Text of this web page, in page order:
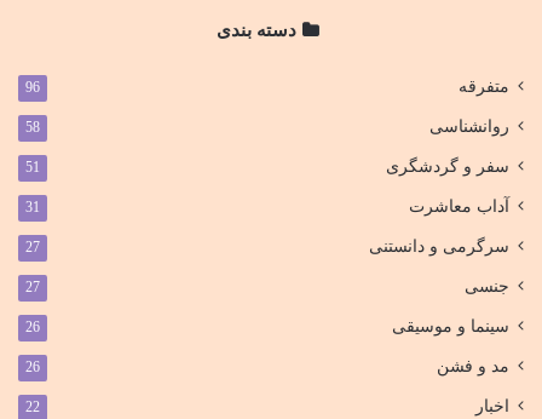
دسته بندی
متفرقه 96
روانشناسی 58
سفر و گردشگری 51
آداب معاشرت 31
سرگرمی و دانستنی 27
جنسی 27
سینما و موسیقی 26
مد و فشن 26
اخبار 22